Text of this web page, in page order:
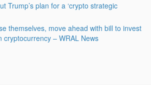
Trump’s plan for a ‘crypto strategic
themselves, move ahead with bill to invest
cryptocurrency – WRAL News